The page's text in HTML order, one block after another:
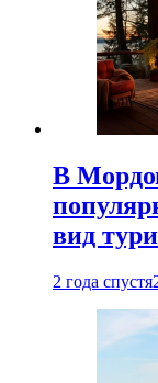
В
вид
2 года спустя